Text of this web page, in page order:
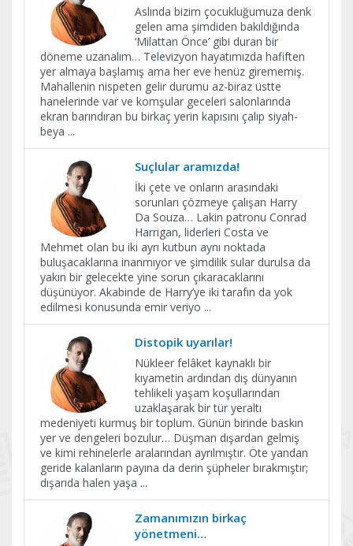
Aslında bizim çocukluğumuza denk
gelen ama şimdiden bakıldığında
‘Milattan Önce’ gibi duran bir
döneme uzanalım… Televizyon hayatımızda hafiften
yer almaya başlamış ama her eve henüz girememiş.
Mahallenin nispeten gelir durumu az-biraz üstte
hanelerinde var ve komşular geceleri salonlarında
ekran barındıran bu birkaç yerin kapısını çalıp siyah-
beya ...
Suçlular aramızda!
İki çete ve onların arasındaki
sorunları çözmeye çalışan Harry
Da Souza… Lakin patronu Conrad
Harrigan, liderleri Costa ve
Mehmet olan bu iki ayrı kutbun aynı noktada
buluşacaklarına inanmıyor ve şimdilik sular durulsa da
yakın bir gelecekte yine sorun çıkaracaklarını
düşünüyor. Akabinde de Harry’ye iki tarafın da yok
edilmesi konusunda emir veriyo ...
Distopik uyarılar!
Nükleer felâket kaynaklı bir
kıyametin ardından dış dünyanın
tehlikeli yaşam koşullarından
uzaklaşarak bir tür yeraltı
medeniyeti kurmuş bir toplum. Günün birinde baskın
yer ve dengeleri bozulur… Düşman dışardan gelmiş
ve kimi rehinelerle aralarından ayrılmıştır. Öte yandan
geride kalanların payına da derin şüpheler bırakmıştır;
dışarıda halen yaşa ...
Zamanımızın birkaç
yönetmeni…